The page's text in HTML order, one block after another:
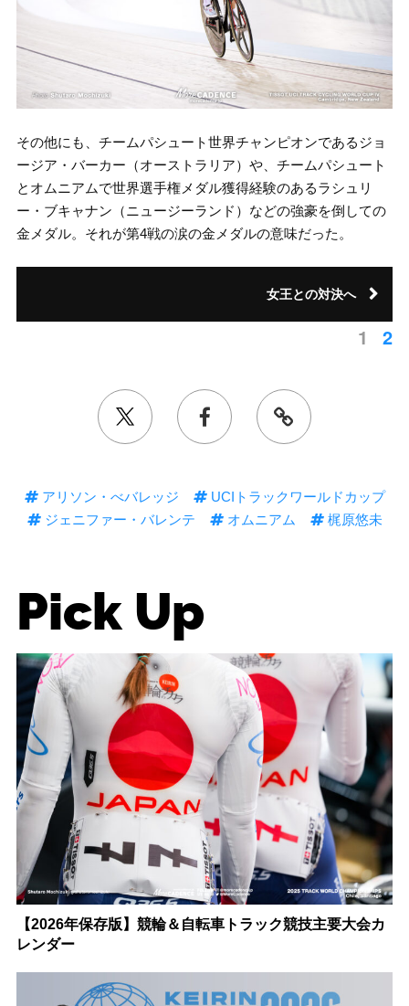
その他にも、チームパシュート世界チャンピオンであるジョ
ージア・バーカー（オーストラリア）や、チームパシュート
とオムニアムで世界選手権メダル獲得経験のあるラシュリ
ー・ブキャナン（ニュージーランド）などの強豪を倒しての
金メダル。それが第4戦の涙の金メダルの意味だった。
女王との対決へ
1 2
アリソン・べバレッジ
UCIトラックワールドカップ
ジェニファー・バレンテ
オムニアム 梶原悠未
Pick Up
【2026年保存版】競輪＆自転車トラック競技主要大会カ
レンダー